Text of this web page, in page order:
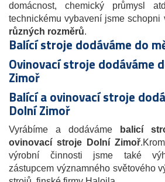
domácnost, chemický průmysl
technickému vybavení jsme schopni
různých rozměrů.
Balící stroje dodáváme do
Ovinovací stroje dodáváme
Zimoř
Balící a ovinovací stroje
Dolní Zimoř
Vyrábíme a dodáváme balicí
ovinovací stroje
Dolní Zimoř
výrobní činnosti jsme také
zástupcem významného světového